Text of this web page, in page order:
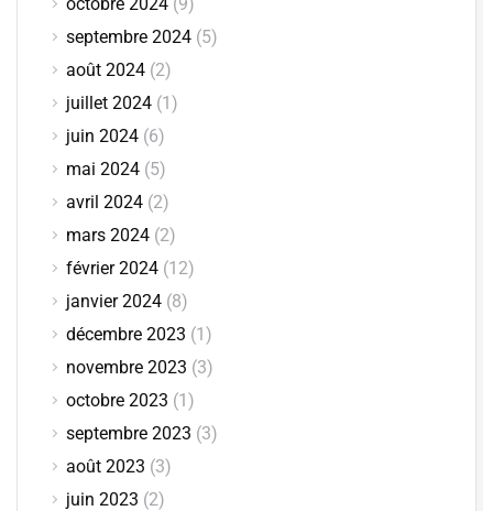
septembre 2024 (5)
août 2024 (2)
juillet 2024 (1)
juin 2024 (6)
mai 2024 (5)
avril 2024 (2)
mars 2024 (2)
février 2024 (12)
janvier 2024 (8)
décembre 2023 (1)
novembre 2023 (3)
octobre 2023 (1)
septembre 2023 (3)
août 2023 (3)
juin 2023 (2)